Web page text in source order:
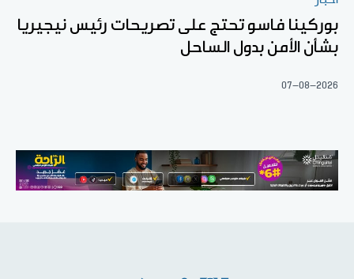
بوركينا فاسو تحتج على تصريحات رئيس نيجيريا
بشأن الأمن بدول الساحل
07-08-2026